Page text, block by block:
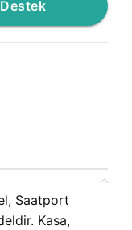
Saatport
Kasa,